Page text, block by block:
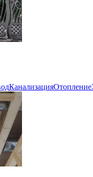
КанализацияОтопление